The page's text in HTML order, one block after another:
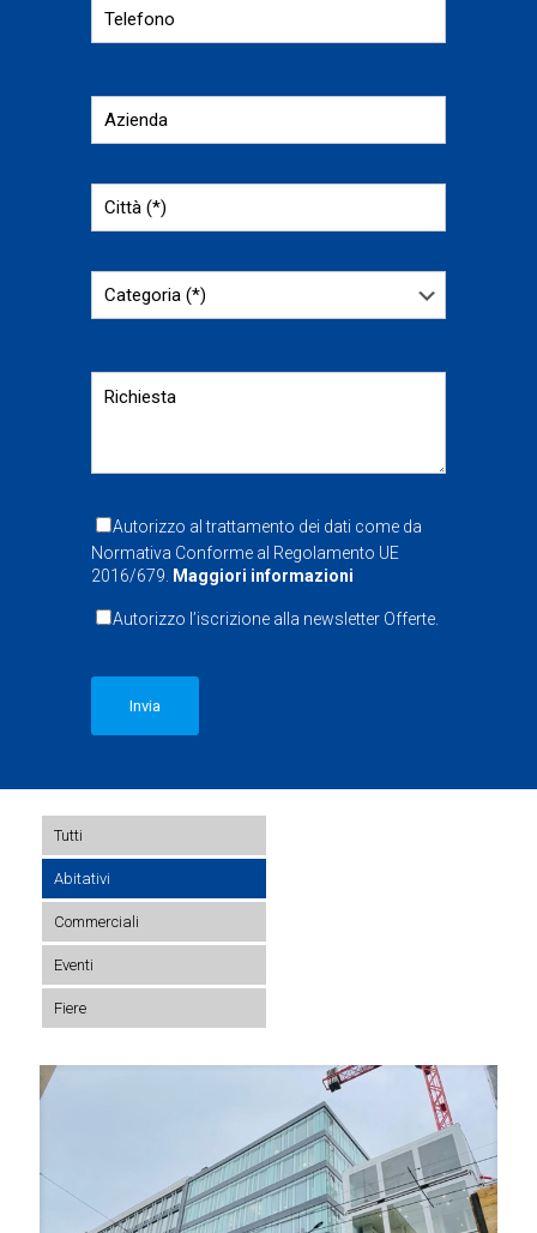
Autorizzo al trattamento dei dati come da
Normativa Conforme al Regolamento UE
2016/679.
Maggiori informazioni
Autorizzo l’iscrizione alla newsletter Offerte.
Tutti
Abitativi
Commerciali
Eventi
Fiere